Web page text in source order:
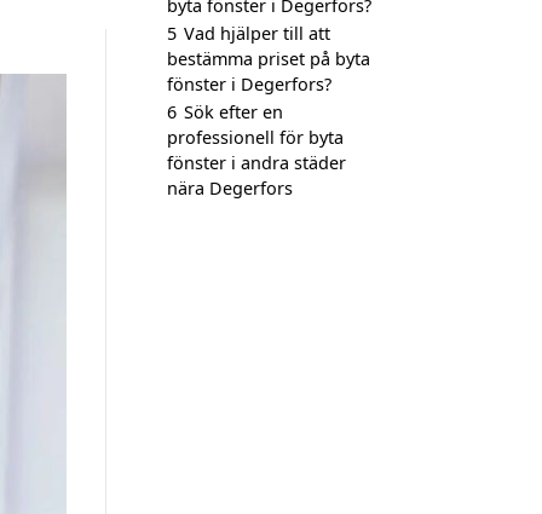
byta fönster i Degerfors?
5 Vad hjälper till att
bestämma priset på byta
fönster i Degerfors?
6 Sök efter en
professionell för byta
fönster i andra städer
nära Degerfors